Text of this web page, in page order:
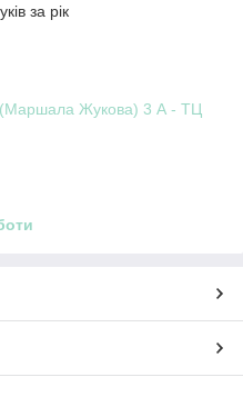
за рік
Жукова) 3 А - ТЦ